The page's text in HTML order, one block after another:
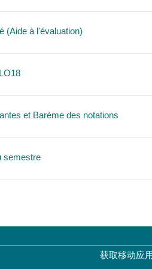
(Aide à l'évaluation)
网页地址
et Barème des notations
semestre文件夹
夹
获取移动应